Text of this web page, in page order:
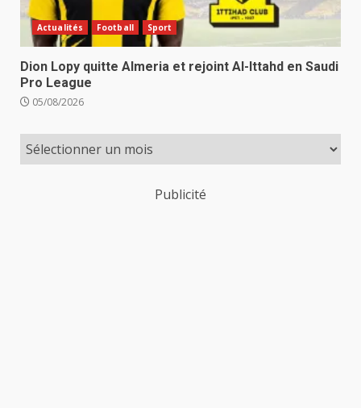
Actualités Football Sport
Dion Lopy quitte Almeria et rejoint Al-Ittahd en Saudi
Pro League
05/08/2026
Publicité